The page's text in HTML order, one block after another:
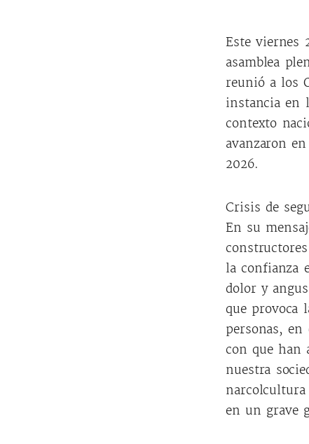
Este viernes
asamblea
reunió a los
instancia en
contexto
avanzaron
2026.
Crisis de
En su
la confianza
dolor y
que provoca
personas,
con que han
nuestra
en un grave